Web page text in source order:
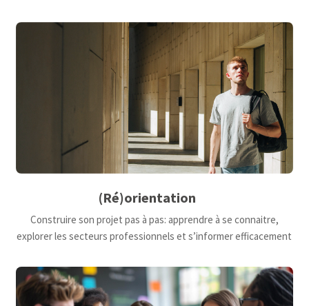
(Ré)orientation
Construire son projet pas à pas: apprendre à se connaitre,
explorer les secteurs professionnels et s’informer efficacement